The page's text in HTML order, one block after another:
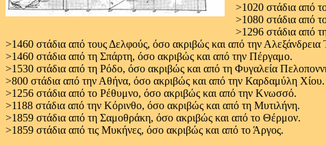
>1020 στάδια από
>1080 στάδια από
>1296 στάδια από
>1460 στάδια από τους Δελφούς, όσο ακριβώς και από την
>1460 στάδια από τη Σπάρτη, όσο ακριβώς και από την Πέργαμο.
>1530 στάδια από τη Ρόδο, όσο ακριβώς και από τη Φυγαλεία
>800 στάδια από την Αθήνα, όσο ακριβώς και από την Καρδαμύλη Χίου.
>1256 στάδια από το Ρέθυμνο, όσο ακριβώς και από την Κνωσσό.
>1188 στάδια από την Κόρινθο, όσο ακριβώς και από τη Μυτιλήνη.
>1859 στάδια από τη Σαμοθράκη, όσο ακριβώς και από το Θέρμον.
>1859 στάδια από τις Μυκήνες, όσο ακριβώς και από το Άργος.